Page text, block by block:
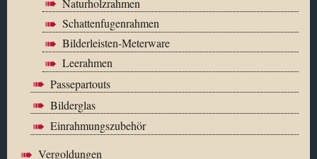
Naturholzrahmen
Schattenfugenrahmen
Bilderleisten-Meterware
Leerahmen
Passepartouts
Bilderglas
Einrahmungszubehör
Vergoldungen